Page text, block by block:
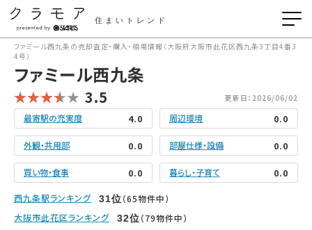
住まいトレンド
ファミール西九条の売却査定・購入・相場情報（大阪府大阪市此花区西九条3丁目4番3
4号）
ファミール西九条
3.5 更新日：2026/06/02
最寄駅の充実度 4.0 周辺環境 0.0
外観・共用部 0.0 部屋仕様・設備 0.0
買い物・食事 0.0 暮らし・子育て 0.0
西九条駅ランキング 31位（65物件中）
大阪市此花区ランキング
32位（79物件中）